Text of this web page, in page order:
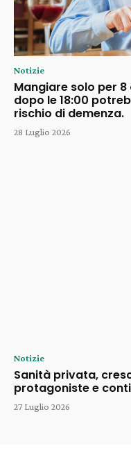
Notizie
Mangiare solo per
dopo le 18:00
rischio di demenza.
28 Luglio 2026
Notizie
Sanità privata,
protagoniste e
27 Luglio 2026